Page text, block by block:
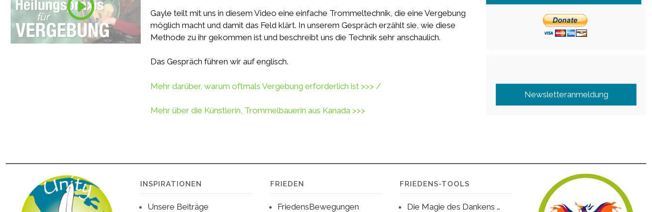
Gayle teilt mit uns in diesem Video eine einfache Trommeltechnik, die eine Vergebung
möglich macht und damit das Feld klärt. In unserem Gespräch erzählt sie, wie diese
Methode zu ihr gekommen ist und beschreibt uns die Technik sehr anschaulich.
Das Gespräch führen wir auf englisch.
Mehr darüber, warum oftmals Vergebung erforderlich ist >>> /
Mehr über die Künstlerin, Trommelbauerin aus Kanada >>>
Newsletteranmeldung
INSPIRATIONEN
Unsere Beiträge
FRIEDEN
FriedensBewegungen
FRIEDENS-TOOLS
Die Magie des Dankens …